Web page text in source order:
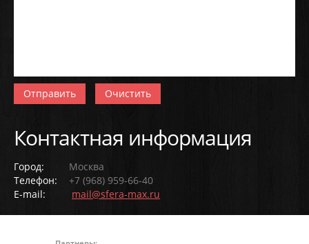
Отправить Очистить
Контактная информация
Город:
Москва
Телефон:
+7 (968) 959-66-40
E-mail:
mail@sfera-max.ru